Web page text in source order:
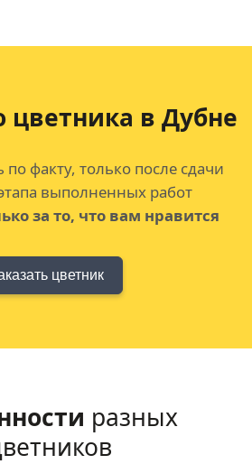
цветника в Дубне
по факту, только после сдачи
выполненных работ
за то, что вам нравится
цветник
разных